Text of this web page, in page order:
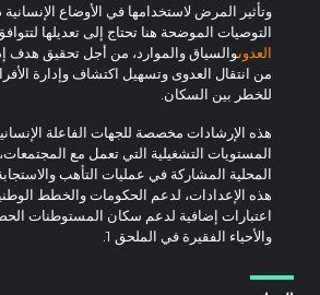
وتأثير المرض لاستخدامها في الأوضاع
التوصيات الموضحة هنا تحتاج إلى تعديلها
العدوى
من انتقال العدوى وتسهيل اكتشاف وإدارة
للخطر بين السكان.
هذه الإرشادات مخصصة للجهات الفاعلة
المستويات التشغيلية التي تعمل مع
هذه الإعدادات، لدعم الحكومات والخطط
اعتبارات إضافية لدعم سكان المستوطنات
والأحياء الفقيرة في الملحق 1.